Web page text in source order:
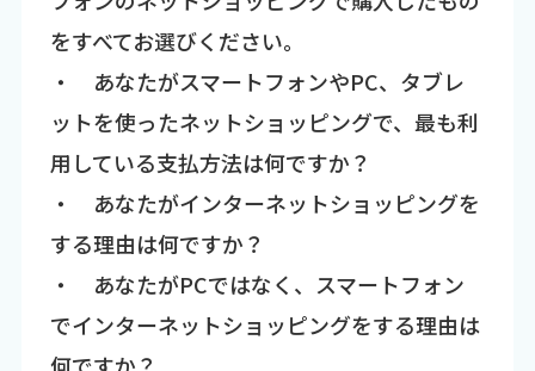
をすべてお選びください。
・ あなたがスマートフォンやPC、タブレ
ットを使ったネットショッピングで、最も利
用している支払方法は何ですか？
・ あなたがインターネットショッピングを
する理由は何ですか？
・ あなたがPCではなく、スマートフォン
でインターネットショッピングをする理由は